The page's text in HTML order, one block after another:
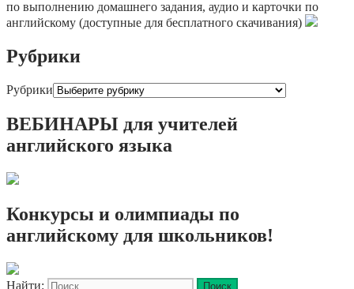
по выполнению домашнего задания, аудио и карточки по
английскому (доступные для бесплатного скачивания)
Рубрики
Рубрики
ВЕБИНАРЫ для учителей
английского языка
Конкурсы и олимпиады по
английскому для школьников!
Найти: